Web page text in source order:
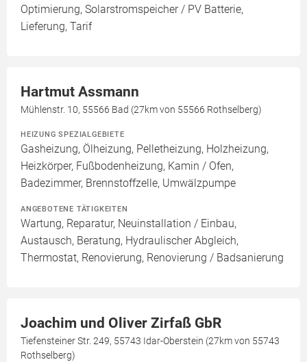
Optimierung, Solarstromspeicher / PV Batterie,
Lieferung, Tarif
Hartmut Assmann
Mühlenstr. 10, 55566 Bad (27km von 55566 Rothselberg)
HEIZUNG SPEZIALGEBIETE
Gasheizung, Ölheizung, Pelletheizung, Holzheizung,
Heizkörper, Fußbodenheizung, Kamin / Ofen,
Badezimmer, Brennstoffzelle, Umwälzpumpe
ANGEBOTENE TÄTIGKEITEN
Wartung, Reparatur, Neuinstallation / Einbau,
Austausch, Beratung, Hydraulischer Abgleich,
Thermostat, Renovierung, Renovierung / Badsanierung
Joachim und Oliver Zirfaß GbR
Tiefensteiner Str. 249, 55743 Idar-Oberstein (27km von 55743
Rothselberg)